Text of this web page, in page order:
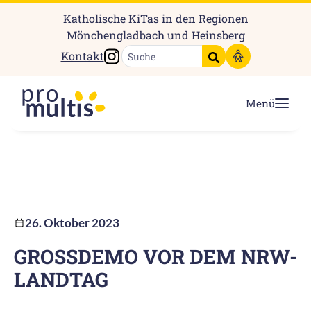
Katholische KiTas in den Regionen
Mönchengladbach und Heinsberg
Kontakt
Instagram
Suche starten
Menü
26. Oktober 2023
GROSSDEMO VOR DEM NRW-L
ANDTAG